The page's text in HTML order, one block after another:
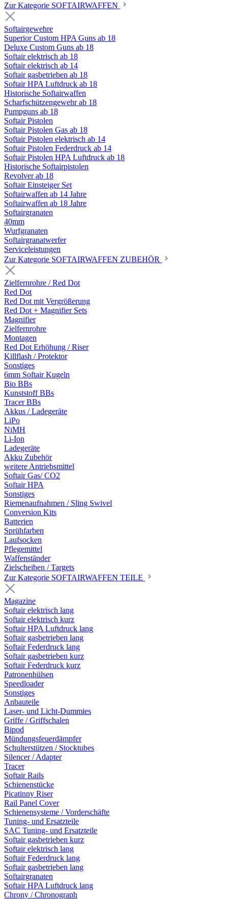
Zur Kategorie SOFTAIRWAFFEN
Softairgewehre
Superior Custom HPA Guns ab 18
Deluxe Custom Guns ab 18
Softair elektrisch ab 18
Softair elektrisch ab 14
Softair gasbetrieben ab 18
Softair HPA Luftdruck ab 18
Historische Softairwaffen
Scharfschützengewehr ab 18
Pumpguns ab 18
Softair Pistolen
Softair Pistolen Gas ab 18
Softair Pistolen elektrisch ab 14
Softair Pistolen Federdruck ab 14
Softair Pistolen HPA Luftdruck ab 18
Historische Softairpistolen
Revolver ab 18
Softair Einsteiger Set
Softairwaffen ab 14 Jahre
Softairwaffen ab 18 Jahre
Softairgranaten
40mm
Wurfgranaten
Softairgranatwerfer
Serviceleistungen
Zur Kategorie SOFTAIRWAFFEN ZUBEHÖR
Zielfernrohre / Red Dot
Red Dot
Red Dot mit Vergrößerung
Red Dot + Magnifier Sets
Magnifier
Zielfernrohre
Montagen
Red Dot Erhöhung / Riser
Killflash / Protektor
Sonstiges
6mm Softair Kugeln
Bio BBs
Kunststoff BBs
Tracer BBs
Akkus / Ladegeräte
LiPo
NiMH
Li-Ion
Ladegeräte
Akku Zubehör
weitere Antriebsmittel
Softair Gas/ CO2
Softair HPA
Sonstiges
Riemenaufnahmen / Sling Swivel
Conversion Kits
Batterien
Sprühfarben
Laufsocken
Pflegemittel
Waffenständer
Zielscheiben / Targets
Zur Kategorie SOFTAIRWAFFEN TEILE
Magazine
Softair elektrisch lang
Softair elektrisch kurz
Softair HPA Luftdruck lang
Softair gasbetrieben lang
Softair Federdruck lang
Softair gasbetrieben kurz
Softair Federdruck kurz
Patronenhülsen
Speedloader
Sonstiges
Anbauteile
Laser- und Licht-Dummies
Griffe / Griffschalen
Bipod
Mündungsfeuerdämpfer
Schulterstützen / Stocktubes
Silencer / Adapter
Tracer
Softair Rails
Schienenstücke
Picatinny Riser
Rail Panel Cover
Schienensysteme / Vorderschäfte
Tuning- und Ersatzteile
SAC Tuning- und Ersatzteile
Softair gasbetrieben kurz
Softair elektrisch lang
Softair Federdruck lang
Softair gasbetrieben lang
Softairgranaten
Softair HPA Luftdruck lang
Chrony / Chronograph